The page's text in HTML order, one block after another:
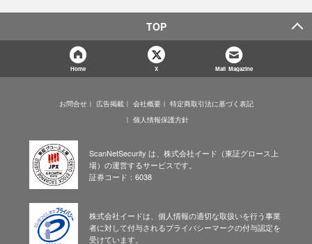
TOP
Home X Mail Magazine
お問合せ 広告掲載 会社概要
特定商取引法に基づく表記
個人情報保護方針
ScanNetSecurity は、株式会社イード（東証グロース上
場）の運営するサービスです。
証券コード：6038
株式会社イードは、個人情報の適切な取扱いを行う事業
者に対して付与されるプライバシーマークの付与認定を
受けています。